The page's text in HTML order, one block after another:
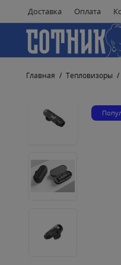
Доставка Оплата
Главная Тепловизоры